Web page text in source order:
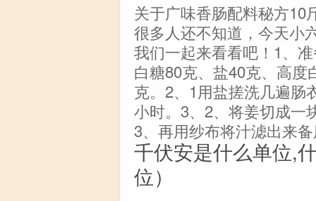
关于广味香肠配料秘方10
很多人还不知道，今天小
我们一起来看看吧！1、
白糖80克、盐40克、高
克。2、1用盐搓洗几遍肠
小时。3、2、将姜切成一
3、再用纱布将汁滤出来
千伏安是什么单位,
位）